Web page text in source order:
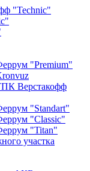
"Technic"
"Premium"
Верстакофф
"Standart"
"Classic"
"Titan"
участка